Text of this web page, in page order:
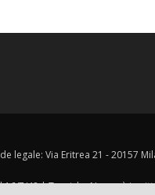
legale: Via Eritrea 21 - 20157
7/48 | Tecniche Nuove è